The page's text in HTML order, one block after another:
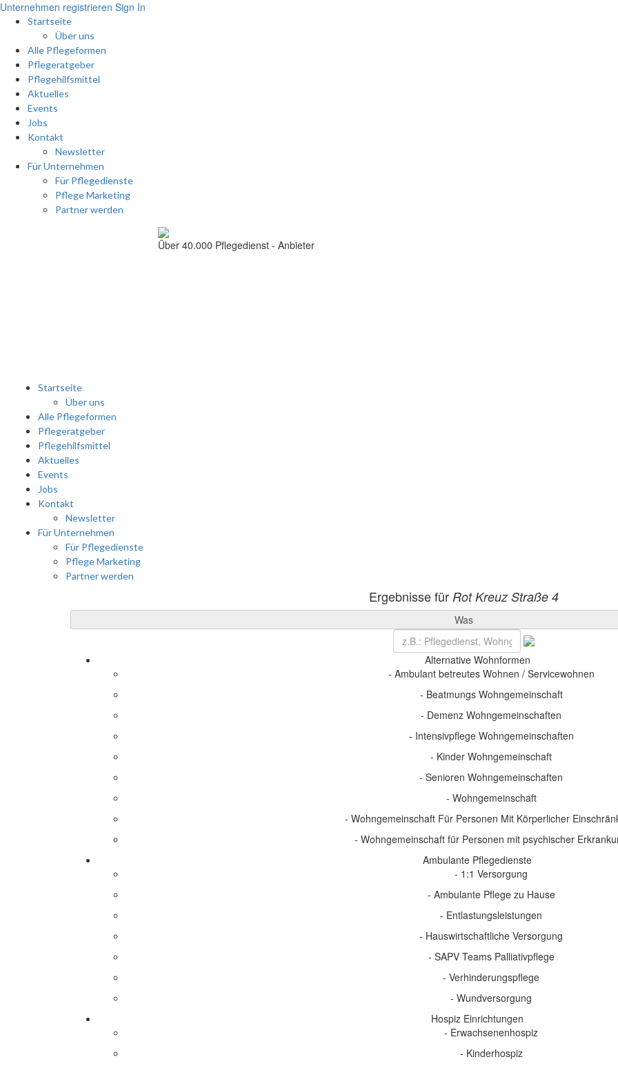
Unternehmen registrieren Sign In
Startseite
Über uns
Alle Pflegeformen
Pflegeratgeber
Pflegehilfsmittel
Aktuelles
Events
Jobs
Kontakt
Newsletter
Für Unternehmen
Für Pflegedienste
Pflege Marketing
Partner werden
Über 40.000 Pflegedienst - Anbieter
Startseite
Über uns
Alle Pflegeformen
Pflegeratgeber
Pflegehilfsmittel
Aktuelles
Events
Jobs
Kontakt
Newsletter
Für Unternehmen
Für Pflegedienste
Pflege Marketing
Partner werden
Ergebnisse für Rot Kreuz Straße 4
Was
Alternative Wohnformen
- Ambulant betreutes Wohnen / Servicewohnen
- Beatmungs Wohngemeinschaft
- Demenz Wohngemeinschaften
- Intensivpflege Wohngemeinschaften
- Kinder Wohngemeinschaft
- Senioren Wohngemeinschaften
- Wohngemeinschaft
- Wohngemeinschaft Für Personen Mit Körperlicher
- Wohngemeinschaft für Personen mit psychischer
Ambulante Pflegedienste
- 1:1 Versorgung
- Ambulante Pflege zu Hause
- Entlastungsleistungen
- Hauswirtschaftliche Versorgung
- SAPV Teams Palliativpflege
- Verhinderungspflege
- Wundversorgung
Hospiz Einrichtungen
- Erwachsenenhospiz
- Kinderhospiz